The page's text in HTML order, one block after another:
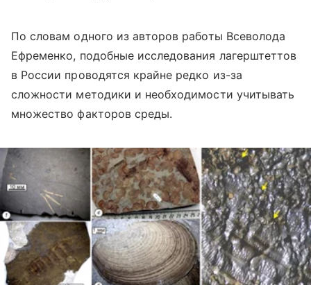
По словам одного из авторов работы Всеволода
Ефременко, подобные исследования лагерштеттов
в России проводятся крайне редко из-за
сложности методики и необходимости учитывать
множество факторов среды.